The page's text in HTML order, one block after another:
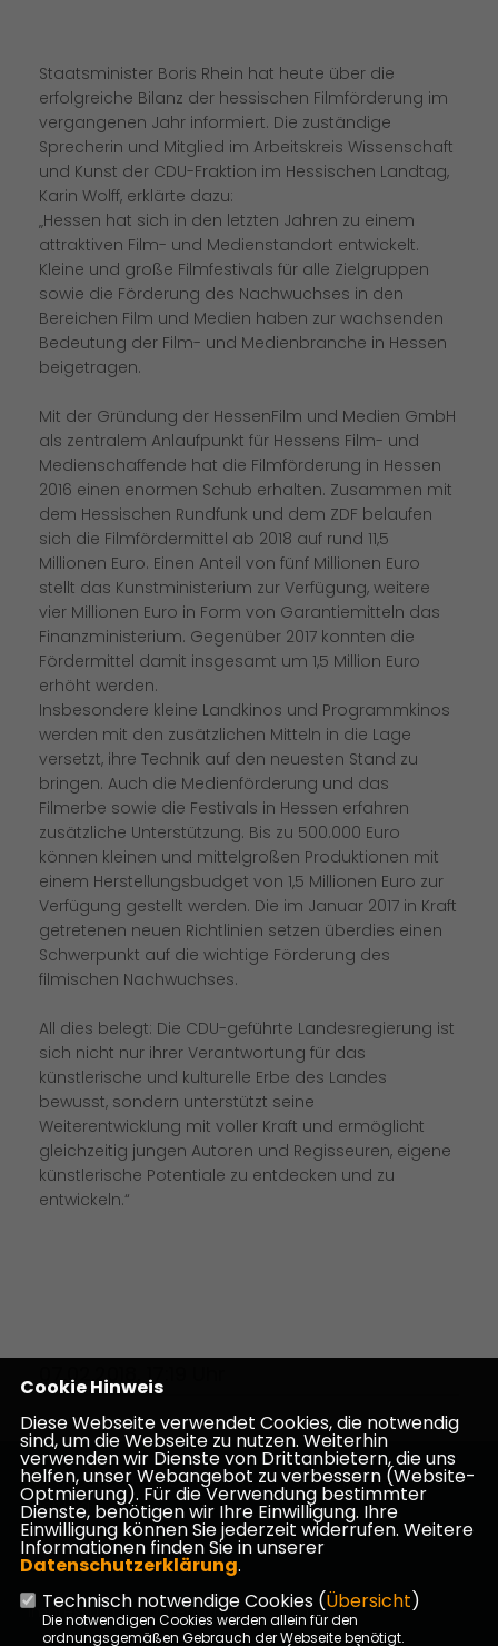
Staatsminister Boris Rhein hat heute über die
erfolgreiche Bilanz der hessischen Filmförderung im
vergangenen Jahr informiert. Die zuständige
Sprecherin und Mitglied im Arbeitskreis Wissenschaft
und Kunst der CDU-Fraktion im Hessischen Landtag,
Karin Wolff, erklärte dazu:
Hessen hat sich in den letzten Jahren zu einem
attraktiven Film- und Medienstandort entwickelt.
Kleine und große Filmfestivals für alle Zielgruppen
sowie die Förderung des Nachwuchses in den
Bereichen Film und Medien haben zur wachsenden
Bedeutung der Film- und Medienbranche in Hessen
beigetragen.
Mit der Gründung der HessenFilm und Medien GmbH
als zentralem Anlaufpunkt für Hessens Film- und
Medienschaffende hat die Filmförderung in Hessen
2016 einen enormen Schub erhalten. Zusammen mit
dem Hessischen Rundfunk und dem ZDF belaufen
sich die Filmfördermittel ab 2018 auf rund 11,5
Millionen Euro. Einen Anteil von fünf Millionen Euro
stellt das Kunstministerium zur Verfügung, weitere
vier Millionen Euro in Form von Garantiemitteln das
Finanzministerium. Gegenüber 2017 konnten die
Fördermittel damit insgesamt um 1,5 Million Euro
erhöht werden.
Insbesondere kleine Landkinos und Programmkinos
werden mit den zusätzlichen Mitteln in die Lage
versetzt, ihre Technik auf den neuesten Stand zu
bringen. Auch die Medienförderung und das
Filmerbe sowie die Festivals in Hessen erfahren
zusätzliche Unterstützung. Bis zu 500.000 Euro
können kleinen und mittelgroßen Produktionen mit
einem Herstellungsbudget von 1,5 Millionen Euro zur
Verfügung gestellt werden. Die im Januar 2017 in Kraft
getretenen neuen Richtlinien setzen überdies einen
Schwerpunkt auf die wichtige Förderung des
filmischen Nachwuchses.
All dies belegt: Die CDU-geführte Landesregierung ist
sich nicht nur ihrer Verantwortung für das
künstlerische und kulturelle Erbe des Landes
bewusst, sondern unterstützt seine
Weiterentwicklung mit voller Kraft und ermöglicht
gleichzeitig jungen Autoren und Regisseuren, eigene
künstlerische Potentiale zu entdecken und zu
entwickeln.“
07.02.2018, 17:19 Uhr
Homepage des CDU Kreisverbandes Darmstadt-
Dieburg
Impressum Datenschutz Kontakt
Cookie Hinweis
Diese Webseite verwendet Cookies, die notwendig
sind, um die Webseite zu nutzen. Weiterhin
verwenden wir Dienste von Drittanbietern, die uns
helfen, unser Webangebot zu verbessern (Website-
Optmierung). Für die Verwendung bestimmter
Dienste, benötigen wir Ihre Einwilligung. Ihre
Einwilligung können Sie jederzeit widerrufen. Weitere
Informationen finden Sie in unserer
Datenschutzerklärung.
Technisch notwendige Cookies (Übersicht)
Die notwendigen Cookies werden allein für den
ordnungsgemäßen Gebrauch der Webseite benötigt.